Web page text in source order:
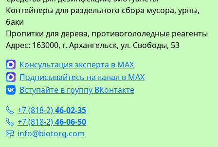
Контейнеры для раздельного сбора мусора, урны,
баки
Пропитки для дерева, противогололедные реагенты
Адрес: 163000, г. Архангельск, ул. Свободы, 53
Консультация эксперта в MAX
Подписывайтесь на канал в MAX
Вступайте в группу ВКонтакте
+7 (818-2)46-02-35
+7 (818-2)46-06-50
info@biotorg.com